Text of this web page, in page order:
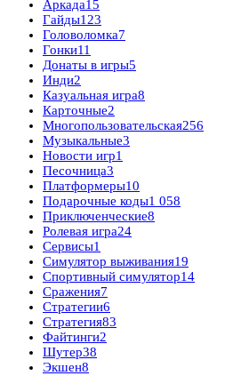
Аркада15
Гайды123
Головоломка7
Гонки11
Донаты в игры5
Инди2
Казуальная игра8
Карточные2
Многопользовательская256
Музыкальные3
Новости игр1
Песочница3
Платформеры10
Подарочные коды1 058
Приключенческие8
Ролевая игра24
Сервисы1
Симулятор выживания19
Спортивный симулятор14
Сражения7
Стратегии6
Стратегия83
Файтинги2
Шутер38
Экшен8